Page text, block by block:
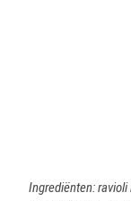
Ingrediënten: